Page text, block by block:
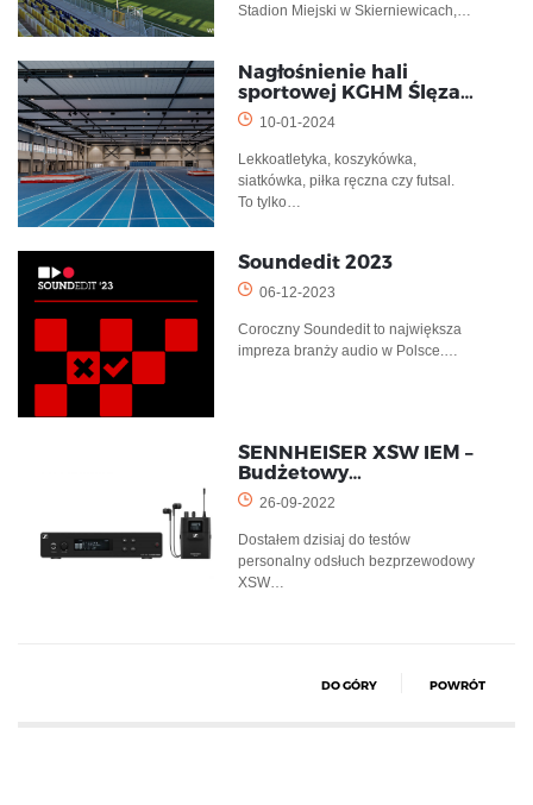
Stadion Miejski w Skierniewicach,…
Nagłośnienie hali
sportowej KGHM Ślęza…
10-01-2024
Lekkoatletyka, koszykówka,
siatkówka, piłka ręczna czy futsal.
To tylko…
Soundedit 2023
06-12-2023
Coroczny Soundedit to największa
impreza branży audio w Polsce.…
SENNHEISER XSW IEM –
Budżetowy…
26-09-2022
Dostałem dzisiaj do testów
personalny odsłuch bezprzewodowy
XSW…
DO GÓRY POWRÓT